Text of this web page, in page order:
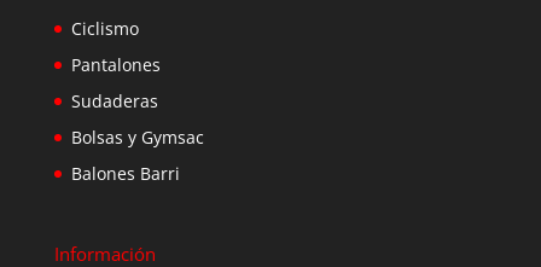
Ciclismo
Pantalones
Sudaderas
Bolsas y Gymsac
Balones Barri
Información